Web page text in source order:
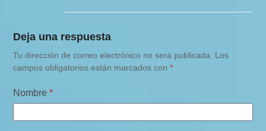
Deja una respuesta
Tu dirección de correo electrónico no será publicada.
Los
campos obligatorios están marcados con*
Nombre*